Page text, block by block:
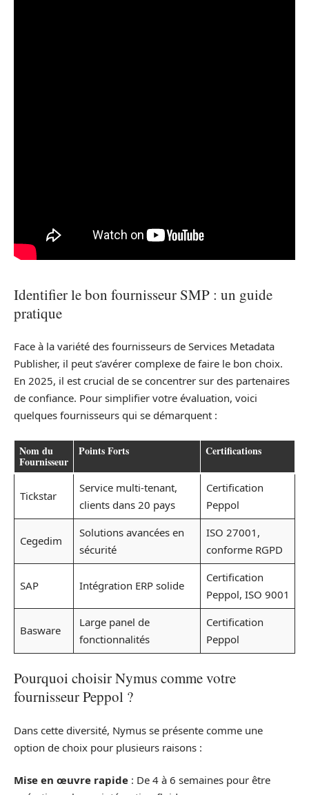
Identifier le bon fournisseur SMP : un guide
pratique
Face à la variété des fournisseurs de Services Metadata
Publisher, il peut s’avérer complexe de faire le bon choix.
En 2025, il est crucial de se concentrer sur des partenaires
de confiance. Pour simplifier votre évaluation, voici
quelques fournisseurs qui se démarquent :
Nom du
Fournisseur
Points Forts Certifications
Tickstar
Service multi-tenant,
clients dans 20 pays
Certification
Peppol
Cegedim
Solutions avancées en
sécurité
ISO 27001,
conforme RGPD
SAP Intégration ERP solide
Certification
Peppol, ISO 9001
Basware
Large panel de
fonctionnalités
Certification
Peppol
Pourquoi choisir Nymus comme votre
fournisseur Peppol ?
Dans cette diversité, Nymus se présente comme une
option de choix pour plusieurs raisons :
Mise en œuvre rapide : De 4 à 6 semaines pour être